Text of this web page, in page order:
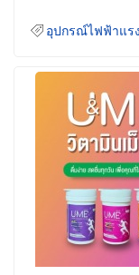
อุปกรณ์ไฟฟ้าแร